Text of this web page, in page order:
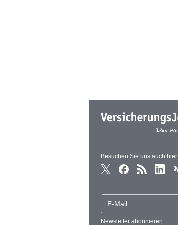
Besuchen Sie uns auch hier
Newsletter abonnieren